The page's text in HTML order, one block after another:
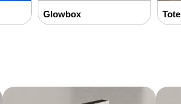
Glowbox